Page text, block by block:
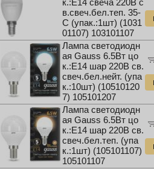
к.:E14 свеча 220B с
в.свеч.бел.теп. 35-
C (упак.:1шт) (1031
01107) 103101107
Лампа светодиодн
ая Gauss 6.5Вт цо
к.:E14 шар 220B св.
свеч.бел.нейт. (упа
к.:10шт) (10510120
7) 105101207
Лампа светодиодн
ая Gauss 6.5Вт цо
к.:E14 шар 220B св.
свеч.бел.теп. (упа
к.:1шт) (105101107)
105101107